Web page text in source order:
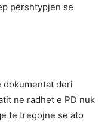
përshtypjen se
dokumentat deri
ne radhet e PD nuk
te tregojne se ato